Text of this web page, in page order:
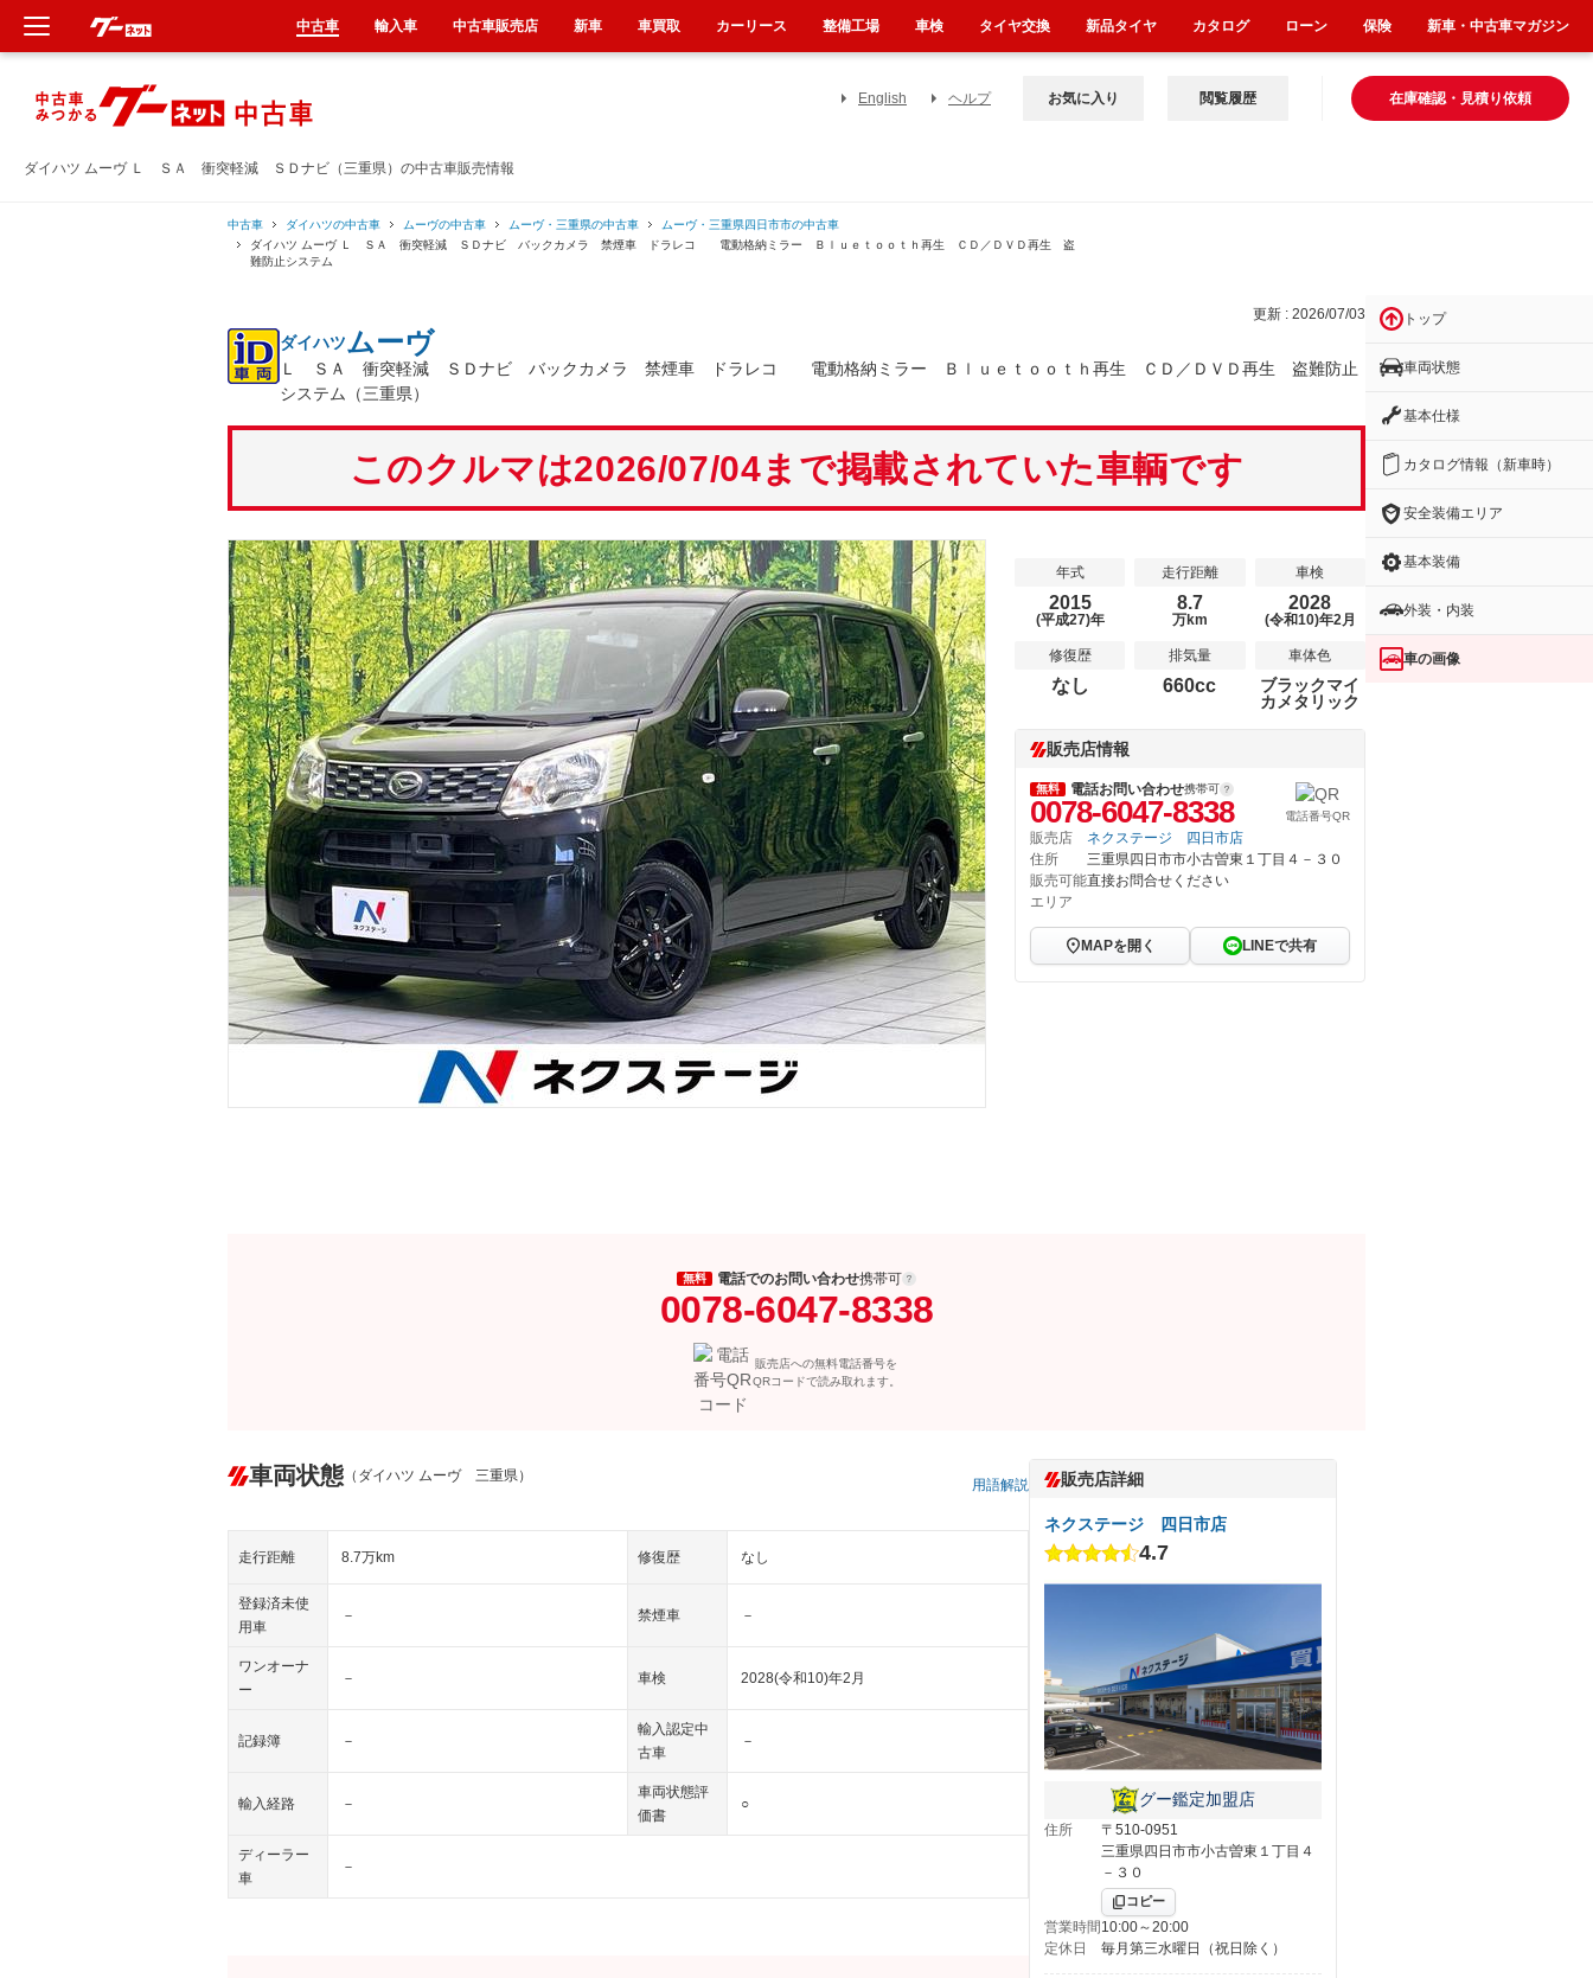
ダイハツ ムーヴ Ｌ ＳＡ 衝突軽減 ＳＤナビ（三重県）の中古車販売情報
English ヘルプ 在庫確認・見積り依頼
お気に入り 閲覧履歴
中古車 ダイハツの中古車 ムーヴの中古車 ムーヴ・三重県の中古車
ムーヴ・三重県四日市市の中古車
ダイハツ ムーヴ Ｌ ＳＡ 衝突軽減 ＳＤナビ バックカメラ 禁煙車 ドラレコ 電動格納ミラー Ｂｌｕｅｔｏｏｔｈ再生 ＣＤ／ＤＶＤ再生 盗
難防止システム
更新 : 2026/07/03
ダイハツムーヴ
Ｌ ＳＡ 衝突軽減 ＳＤナビ バックカメラ 禁煙車 ドラレコ 電動格納ミラー Ｂｌｕｅｔｏｏｔｈ再生 ＣＤ／ＤＶＤ再生 盗難防止
システム（三重県）
このクルマは2026/07/04まで掲載されていた車輌です
年式
2015
(平成27)年
走行距離
8.7
万km
車検
2028
(令和10)年2月
修復歴
なし
排気量
660cc
車体色
ブラックマイ
カメタリック
販売店情報
無料 電話お問い合わせ携帯可
0078-6047-8338 電話番号QR
販売店
ネクステージ 四日市店
住所
三重県四日市市小古曽東１丁目４－３０
販売可能
エリア
直接お問合せください
MAPを開く LINEで共有
無料 電話でのお問い合わせ携帯可
0078-6047-8338
販売店への無料電話番号を
QRコードで読み取れます。
車両状態 （ダイハツ ムーヴ 三重県）
用語解説
走行距離 8.7万km 修復歴 なし
登録済未使
用車
－ 禁煙車 －
ワンオーナ
ー
－ 車検 2028(令和10)年2月
記録簿 －
輸入認定中
古車
－
輸入経路 －
車両状態評
価書
○
ディーラー
車
－
販売店詳細
ネクステージ 四日市店
4.7
グー鑑定加盟店
住所
〒510-0951
三重県四日市市小古曽東１丁目４
－３０
コピー
営業時間10:00～20:00
定休日
毎月第三水曜日（祝日除く）
トップ
車両状態
基本仕様
カタログ情報（新車時）
安全装備エリア
基本装備
外装・内装
車の画像
中古車 輸入車 中古車販売店 新車 車買取 カーリース 整備工場 車検 タイヤ交換 新品タイヤ カタログ ローン 保険 新車・中古車マガジン
新車
中古車